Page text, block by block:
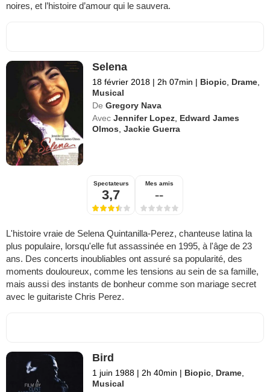
noires, et l’histoire d’amour qui le sauvera.
Selena
18 février 2018 | 2h 07min | Biopic, Drame,
Musical
De Gregory Nava
Avec Jennifer Lopez, Edward James
Olmos,Jackie Guerra
Spectateurs
3,7
Mes amis
--
L'histoire vraie de Selena Quintanilla-Perez, chanteuse latina la
plus populaire, lorsqu'elle fut assassinée en 1995, à l'âge de 23
ans. Des concerts inoubliables ont assuré sa popularité, des
moments douloureux, comme les tensions au sein de sa famille,
mais aussi des instants de bonheur comme son mariage secret
avec le guitariste Chris Perez.
Bird
1 juin 1988 | 2h 40min | Biopic, Drame,
Musical